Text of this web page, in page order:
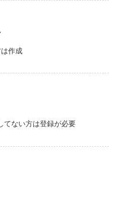
作成
てない方は登録が必要